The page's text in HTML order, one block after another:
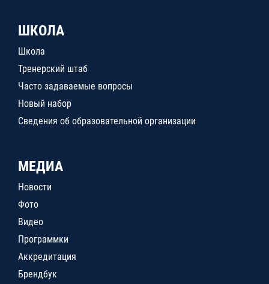
ШКОЛА
Школа
Тренерский штаб
Часто задаваемые вопросы
Новый набор
Сведения об образовательной организации
МЕДИА
Новости
Фото
Видео
Программки
Аккредитация
Брендбук